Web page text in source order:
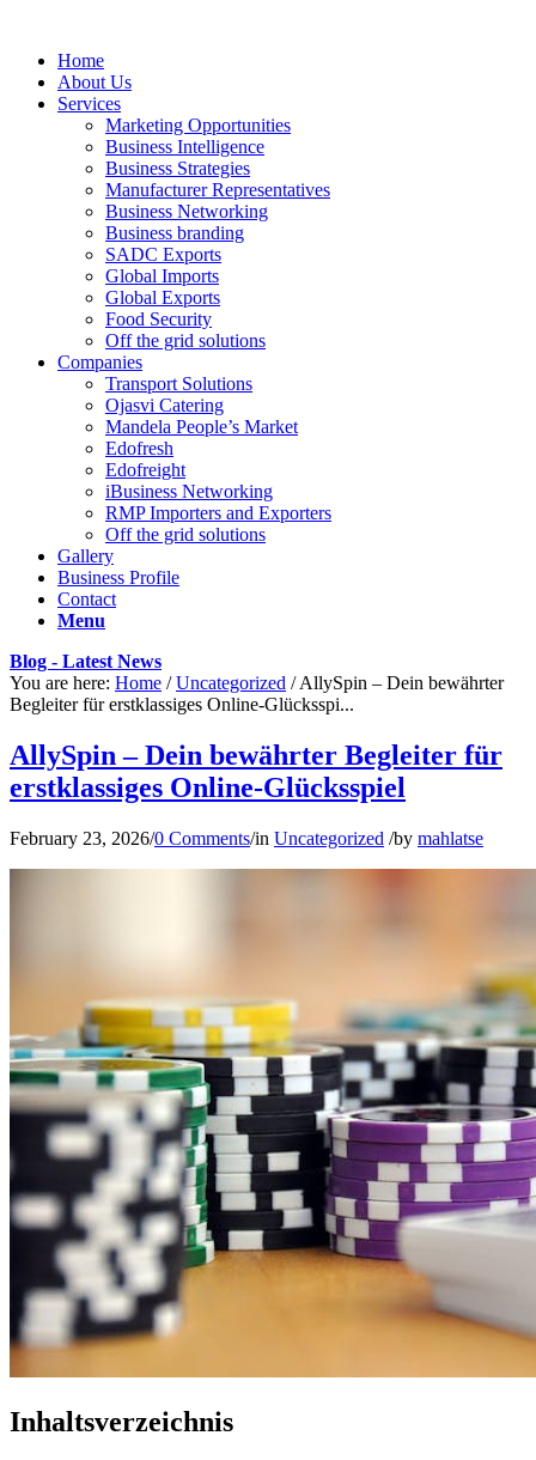
Home
About Us
Services
Marketing Opportunities
Business Intelligence
Business Strategies
Manufacturer Representatives
Business Networking
Business branding
SADC Exports
Global Imports
Global Exports
Food Security
Off the grid solutions
Companies
Transport Solutions
Ojasvi Catering
Mandela People’s Market
Edofresh
Edofreight
iBusiness Networking
RMP Importers and Exporters
Off the grid solutions
Gallery
Business Profile
Contact
Menu
Blog - Latest News
You are here: Home / Uncategorized / AllySpin – Dein bewährter
Begleiter für erstklassiges Online-Glücksspi...
AllySpin – Dein bewährter Begleiter für
erstklassiges Online-Glücksspiel
February 23, 2026/0 Comments/in Uncategorized /by mahlatse
Inhaltsverzeichnis